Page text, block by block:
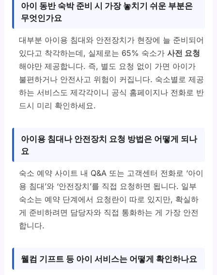
아이 동반 숙박 준비 시 가장 놓치기 쉬운 부분은
무엇인가요
대부분 아이용 침대와 안전장치가 현장에 늘 준비되어
있다고 착각하는데, 실제로는 65% 숙소가사전 요청
해야만 제공합니다. 즉, 별도 요청 없이 가면 아이가
불편하거나 안전사고 위험이 커집니다. 숙소별로 제공
하는 서비스도 제각각이니 공식 홈페이지나 전화로 반
드시 미리 확인하세요.
아이용 침대나 안전장치 요청 방법은 어떻게 되나
요
숙소 예약 사이트 내 Q&A 또는 고객센터 전화로 ‘아이
용 침대’와 ‘안전장치’를 직접 요청하면 됩니다. 일부
숙소는 예약 단계에서 요청란이 따로 있지만, 확실하
게 준비하려면 담당자와 직접 통화하는 게 가장 안전
합니다.
웰컴 기프트 등 아이 서비스는 어떻게 확인하나요